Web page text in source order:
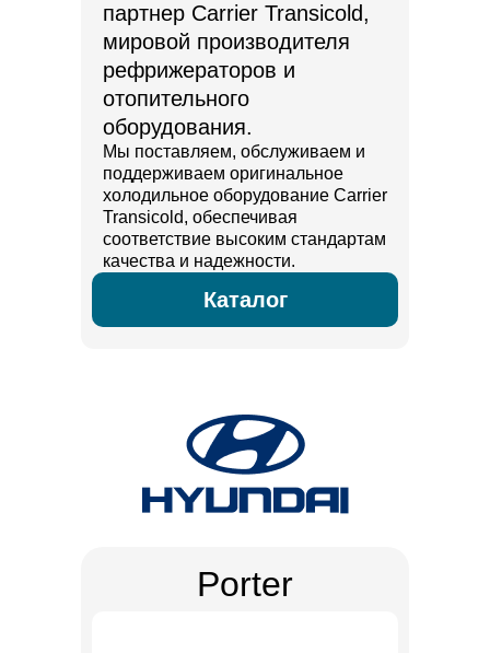
партнер Carrier Transicold,
мировой производителя
рефрижераторов и
отопительного
оборудования.
Мы поставляем, обслуживаем и
поддерживаем оригинальное
холодильное оборудование Carrier
Transicold, обеспечивая
соответствие высоким стандартам
качества и надежности.
Каталог
Porter